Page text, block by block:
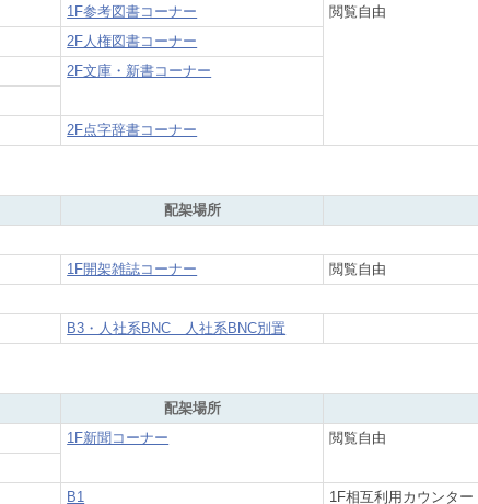
1F参考図書コーナー
閲覧自由
2F人権図書コーナー
2F文庫・新書コーナー
2F点字辞書コーナー
配架場所
1F開架雑誌コーナー
閲覧自由
B3・人社系BNC 人社系BNC別置
配架場所
1F新聞コーナー
閲覧自由
B1
1F相互利用カウンター